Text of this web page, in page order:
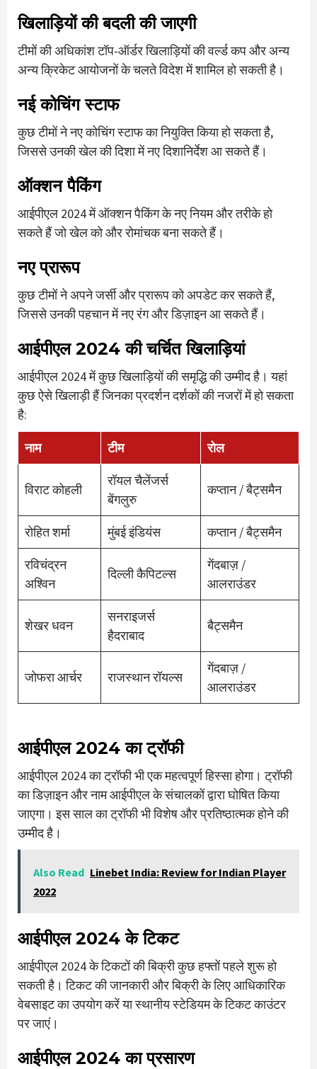
खिलाड़ियों की बदली की जाएगी
टीमों की अधिकांश टॉप-ऑर्डर खिलाड़ियों की वर्ल्ड कप और अन्य
अन्य क्रिकेट आयोजनों के चलते विदेश में शामिल हो सकती है।
नई कोचिंग स्टाफ
कुछ टीमों ने नए कोचिंग स्टाफ का नियुक्ति किया हो सकता है,
जिससे उनकी खेल की दिशा में नए दिशानिर्देश आ सकते हैं।
ऑक्शन पैकिंग
आईपीएल 2024 में ऑक्शन पैकिंग के नए नियम और तरीके हो
सकते हैं जो खेल को और रोमांचक बना सकते हैं।
नए प्रारूप
कुछ टीमों ने अपने जर्सी और प्रारूप को अपडेट कर सकते हैं,
जिससे उनकी पहचान में नए रंग और डिज़ाइन आ सकते हैं।
आईपीएल 2024 की चर्चित खिलाड़ियां
आईपीएल 2024 में कुछ खिलाड़ियों की समृद्धि की उम्मीद है। यहां
कुछ ऐसे खिलाड़ी हैं जिनका प्रदर्शन दर्शकों की नजरों में हो सकता
है:
नाम टीम रोल
विराट कोहली
रॉयल चैलेंजर्स
बेंगलुरु
कप्तान / बैट्समैन
रोहित शर्मा मुंबई इंडियंस
कप्तान / बैट्समैन
रविचंद्रन
अश्विन
दिल्ली कैपिटल्स
गेंदबाज़ /
आलराउंडर
शेखर धवन
सनराइजर्स
हैदराबाद
बैट्समैन
जोफरा आर्चर राजस्थान रॉयल्स
गेंदबाज़ /
आलराउंडर
आईपीएल 2024 का ट्रॉफी
आईपीएल 2024 का ट्रॉफी भी एक महत्वपूर्ण हिस्सा होगा। ट्रॉफी
का डिज़ाइन और नाम आईपीएल के संचालकों द्वारा घोषित किया
जाएगा। इस साल का ट्रॉफी भी विशेष और प्रतिष्ठात्मक होने की
उम्मीद है।
Also Read Linebet India: Review for Indian Player
2022
आईपीएल 2024 के टिकट
आईपीएल 2024 के टिकटों की बिक्री कुछ हफ्तों पहले शुरू हो
सकती है। टिकट की जानकारी और बिक्री के लिए आधिकारिक
वेबसाइट का उपयोग करें या स्थानीय स्टेडियम के टिकट काउंटर
पर जाएं।
आईपीएल 2024 का प्रसारण